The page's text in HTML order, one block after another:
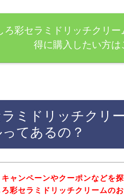
ろ彩セラミドリッチクリ
得に購入したい方は
ミドリッチクリ
てあるの？
ャンペーンやクーポンなどを
ろ彩セラミドリッチクリームの